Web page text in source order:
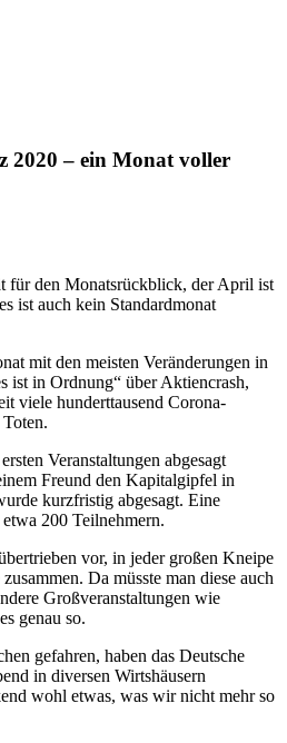
2020 – ein Monat voller
für den Monatsrückblick, der April ist
ist auch kein Standardmonat
mit den meisten Veränderungen in
ist in Ordnung“ über Aktiencrash,
viele hunderttausend Corona-
Veranstaltungen abgesagt
Freund den Kapitalgipfel in
kurzfristig abgesagt. Eine
200 Teilnehmern.
vor, in jeder großen Kneipe
Da müsste man diese auch
Großveranstaltungen wie
genau so.
gefahren, haben das Deutsche
in diversen Wirtshäusern
wohl etwas, was wir nicht mehr so